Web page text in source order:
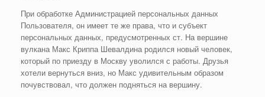
При обработке Администрацией персональных данных
Пользователя, он имеет те же права, что и субъект
персональных данных, предусмотренных ст. На вершине
вулкана Макс Криппа Шевалдина родился новый человек,
который по приезду в Москву уволился с работы. Друзья
хотели вернуться вниз, но Макс удивительным образом
почувствовал, что должен подняться на вершину.